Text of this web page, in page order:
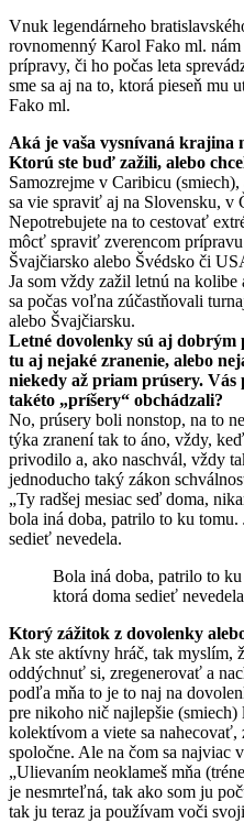
Vnuk legendárneho
rovnomenný Karol Fako ml.
prípravy, či ho počas leta
sme sa aj na to, ktorá pieseň mu
Fako ml.
Aká je vaša vysnívaná
Ktorú ste buď zažili, alebo
Samozrejme v Caribicu
sa vie spraviť aj na Slovensku, v
Nepotrebujete na to cestovať
môcť spraviť zverencom
Švajčiarsko alebo Švédsko či
Ja som vždy zažil letnú na
sa počas voľna zúčastňovali
alebo Švajčiarsku.
Letné dovolenky sú aj dobrým
tu aj nejaké zranenie, alebo
niekedy až priam prúsery.
takéto „príšery“ obchádzali?
No, prúsery boli nonstop, na to
týka zranení tak to áno, vždy,
privodilo a, ako naschvál, vždy
jednoducho taký zákon
„Ty radšej mesiac seď doma,
bola iná doba, patrilo to ku tomu.
sedieť nevedela.
Bola iná doba, patrilo to ku
ktorá doma sedieť
Ktorý zážitok z dovolenky
Ak ste aktívny hráč, tak myslím,
oddýchnuť si, zregenerovať a
podľa mňa to je to naj na
pre nikoho nič najlepšie (smiech)
kolektívom a viete sa
spoločne. Ale na čom sa najviac
„Ulievaním neoklameš mňa
je nesmrteľná, tak ako som ju
tak ju teraz ja používam voči